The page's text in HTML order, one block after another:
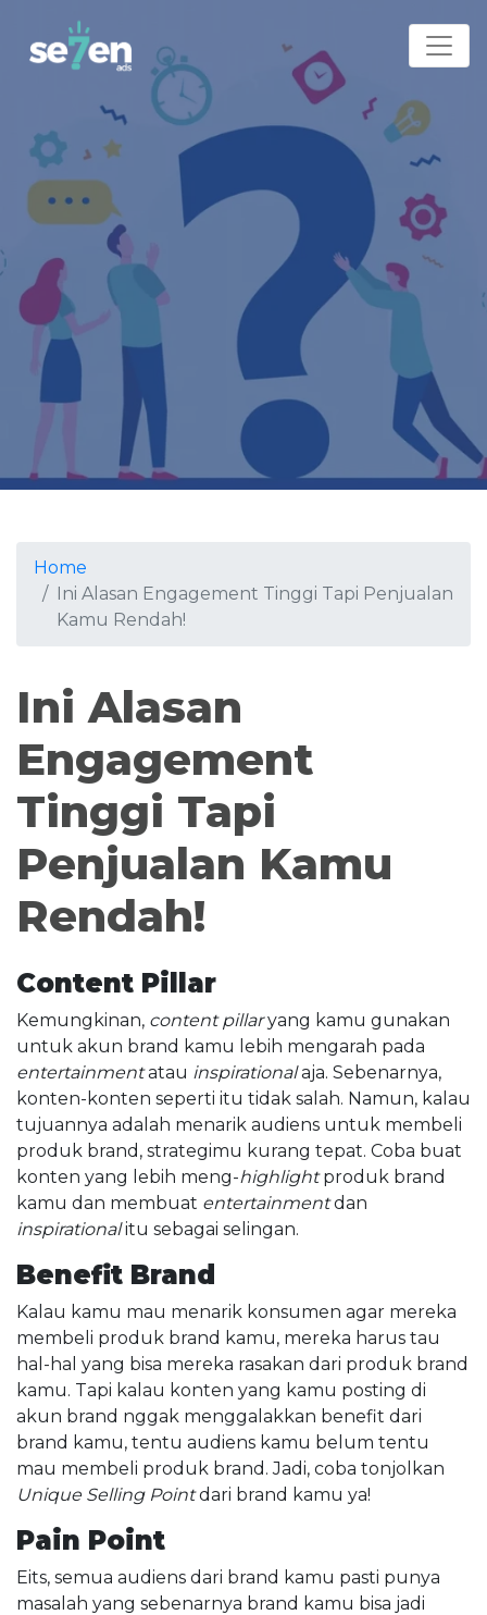
Home
Ini Alasan Engagement Tinggi Tapi Penjualan
Kamu Rendah!
Ini Alasan
Engagement
Tinggi Tapi
Penjualan Kamu
Rendah!
Content Pillar
Kemungkinan, content pillaryang kamu gunakan
untuk akun brand kamu lebih mengarah pada
entertainmentatau inspirationalaja. Sebenarnya,
konten-konten seperti itu tidak salah. Namun, kalau
tujuannya adalah menarik audiens untuk membeli
produk brand, strategimu kurang tepat. Coba buat
konten yang lebih meng-highlightproduk brand
kamu dan membuat entertainmentdan
inspirationalitu sebagai selingan.
Benefit Brand
Kalau kamu mau menarik konsumen agar mereka
membeli produk brand kamu, mereka harus tau
hal-hal yang bisa mereka rasakan dari produk brand
kamu. Tapi kalau konten yang kamu posting di
akun brand nggak menggalakkan benefit dari
brand kamu, tentu audiens kamu belum tentu
mau membeli produk brand. Jadi, coba tonjolkan
Unique Selling Pointdari brand kamu ya!
Pain Point
Eits, semua audiens dari brand kamu pasti punya
masalah yang sebenarnya brand kamu bisa jadi